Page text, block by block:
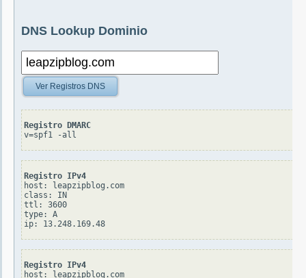
DNS Lookup Dominio
Ver Registros DNS
Registro DMARC
v=spf1 -all
Registro IPv4
host: leapzipblog.com
class: IN
ttl: 3600
type: A
Registro IPv4
host: leapzipblog.com